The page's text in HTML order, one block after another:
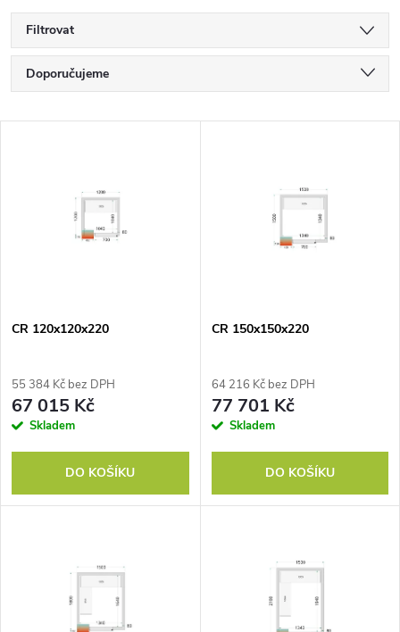
Filtrovat
Ř
a
p
r
o
u
Doporučujeme
Abecedně
s
r
o
d
CR 120x120x220
55 384 Kč bez DPH
67 015 Kč
Skladem
DO KOŠÍKU
CR 150x150x220
64 216 Kč bez DPH
77 701 Kč
Skladem
DO KOŠÍKU